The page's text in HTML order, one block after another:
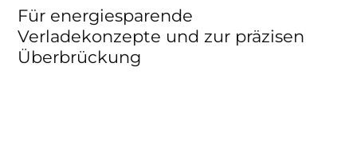
Für energiesparende
Verladekonzepte und zur präzisen
Überbrückung